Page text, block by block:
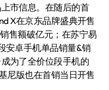
市信息。在随后的首
X在京东品牌盛典开售
售额破亿元；在苏宁易
安卓手机单品销量&销
为了全价位段手机的
尼版也在首销当日开售